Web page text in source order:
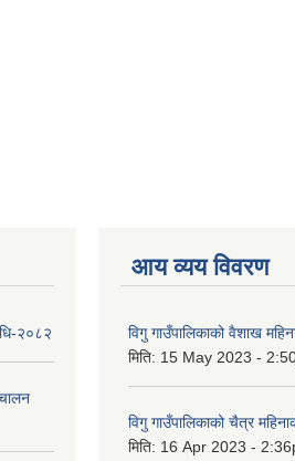
२०८२
आय व्यय विवरण
विगु गाउँपालिकाको वैशाख
मिति: 15 May 2023 -
विगु गाउँपालिकाको चैत्र
मिति: 16 Apr 2023 -